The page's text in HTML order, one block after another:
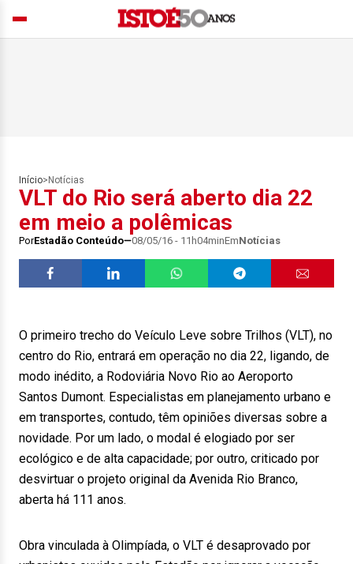
Início> Notícias
VLT do Rio será aberto dia 22
em meio a polêmicas
PorEstadão Conteúdo 08/05/16 - 11h04minEmNotícias
O primeiro trecho do Veículo Leve sobre Trilhos (VLT), no
centro do Rio, entrará em operação no dia 22, ligando, de
modo inédito, a Rodoviária Novo Rio ao Aeroporto
Santos Dumont. Especialistas em planejamento urbano e
em transportes, contudo, têm opiniões diversas sobre a
novidade. Por um lado, o modal é elogiado por ser
ecológico e de alta capacidade; por outro, criticado por
desvirtuar o projeto original da Avenida Rio Branco,
aberta há 111 anos.
Obra vinculada à Olimpíada, o VLT é desaprovado por